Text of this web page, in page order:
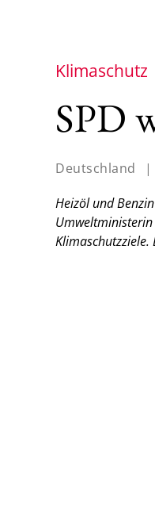
Klimaschutz
SPD
Deutschland |
Heizöl und
Umweltministerin
Klimaschutzziele.